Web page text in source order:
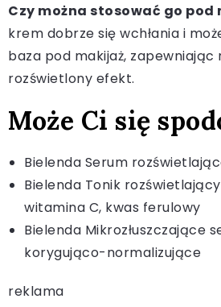
Czy można stosować go pod
krem dobrze się wchłania i
baza pod makijaż, zapewniając
rozświetlony efekt.
Może Ci się
Bielenda Serum
Bielenda Tonik
witamina C, kwas ferulowy
Bielenda Mikrozłuszczające
korygująco-normalizujące
reklama